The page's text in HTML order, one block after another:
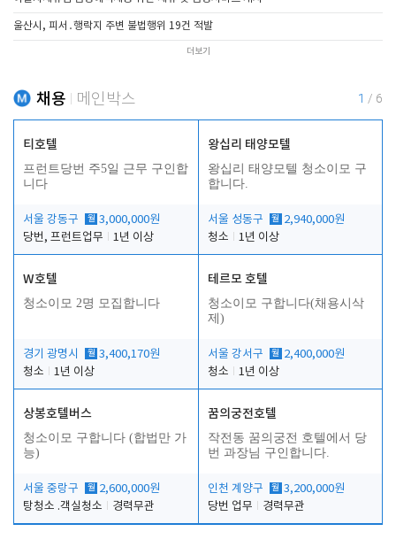
울산시, 피서․행락지 주변 불법행위 19건 적발
더보기
채용 메인박스 1 / 6
티호텔
프런트당번 주5일 근무 구인합
니다
서울 강동구 월 3,000,000원
당번, 프런트업무
1년 이상
왕십리 태양모텔
왕십리 태양모텔 청소이모 구
합니다.
서울 성동구 월 2,940,000원
청소
1년 이상
W호텔
청소이모 2명 모집합니다
경기 광명시 월 3,400,170원
청소
1년 이상
테르모 호텔
청소이모 구합니다(채용시삭
제)
서울 강서구 월 2,400,000원
청소
1년 이상
상봉호텔버스
청소이모 구합니다 (합법만 가
능)
서울 중랑구 월 2,600,000원
탕청소 .객실청소
경력무관
꿈의궁전호텔
작전동 꿈의궁전 호텔에서 당
번 과장님 구인합니다.
인천 계양구 월 3,200,000원
당번 업무
경력무관